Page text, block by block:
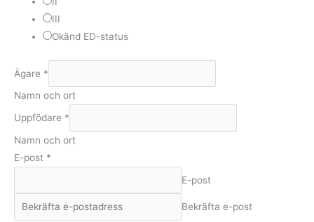
III
Okänd ED-status
Ägare *
Namn och ort
Uppfödare *
Namn och ort
E-post *
E-post
Bekräfta e-post